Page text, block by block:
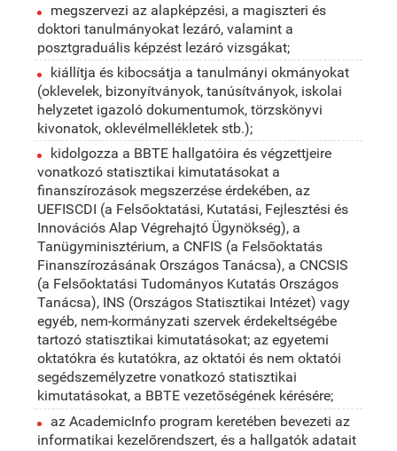
megszervezi az alapképzési, a magiszteri és
doktori tanulmányokat lezáró, valamint a
posztgraduális képzést lezáró vizsgákat;
kiállítja és kibocsátja a tanulmányi okmányokat
(oklevelek, bizonyítványok, tanúsítványok, iskolai
helyzetet igazoló dokumentumok, törzskönyvi
kivonatok, oklevélmellékletek stb.);
kidolgozza a BBTE hallgatóira és végzettjeire
vonatkozó statisztikai kimutatásokat a
finanszírozások megszerzése érdekében, az
UEFISCDI (a Felsőoktatási, Kutatási, Fejlesztési és
Innovációs Alap Végrehajtó Ügynökség), a
Tanügyminisztérium, a CNFIS (a Felsőoktatás
Finanszírozásának Országos Tanácsa), a CNCSIS
(a Felsőoktatási Tudományos Kutatás Országos
Tanácsa), INS (Országos Statisztikai Intézet) vagy
egyéb, nem-kormányzati szervek érdekeltségébe
tartozó statisztikai kimutatásokat; az egyetemi
oktatókra és kutatókra, az oktatói és nem oktatói
segédszemélyzetre vonatkozó statisztikai
kimutatásokat, a BBTE vezetőségének kérésére;
az AcademicInfo program keretében bevezeti az
informatikai kezelőrendszert, és a hallgatók adatait